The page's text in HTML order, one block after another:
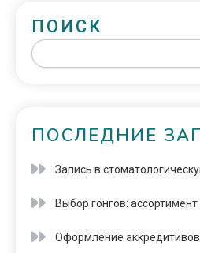
ПОИСК
ПОСЛЕДНИЕ
Запись в
Выбор гонгов: ассортимент
Оформление